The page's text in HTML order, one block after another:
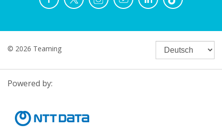
© 2026 Teaming
Powered by: